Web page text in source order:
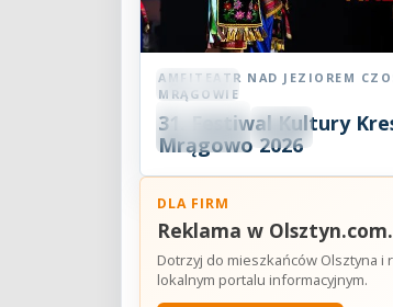
08 SIE 18:30
AMFITEATR NAD JEZIOREM
MRĄGOWIE
31. Festiwal Kultury
Mrągowo 2026
DLA FIRM
Reklama w
Dotrzyj do mieszkańców Olsztyna i
lokalnym portalu informacyjnym.